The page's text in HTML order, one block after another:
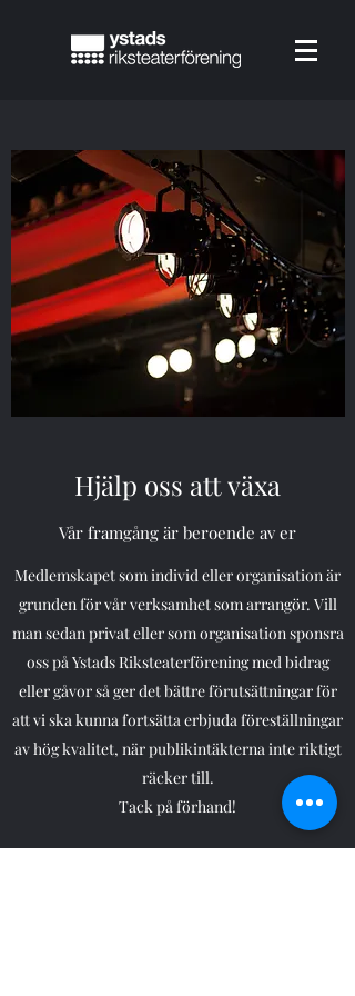
Hjälp oss att växa
Vår framgång är beroende av er
Medlemskapet som individ eller organisation är
grunden för vår verksamhet som arrangör. Vill
man sedan privat eller som organisation sponsra
oss på Ystads Riksteaterförening med bidrag
eller gåvor så ger det bättre förutsättningar för
att vi ska kunna fortsätta erbjuda föreställningar
av hög kvalitet, när publikintäkterna inte riktigt
räcker till.
Tack på förhand!